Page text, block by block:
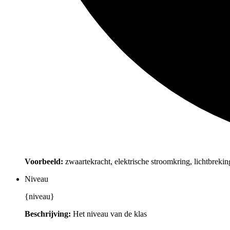
Voorbeeld: zwaartekracht, elektrische stroomkring,
Niveau
{niveau}
Beschrijving: Het niveau van de klas